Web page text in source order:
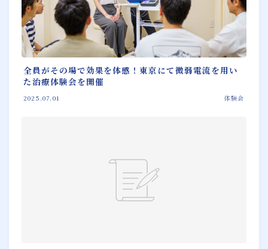
全員がその場で効果を体感！東京にて微弱電流を用い
た治療体験会を開催
2025.07.01 体験会